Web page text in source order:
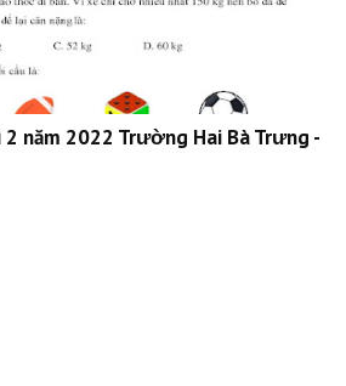
năm 2022 Trường Hai Bà Trưng -